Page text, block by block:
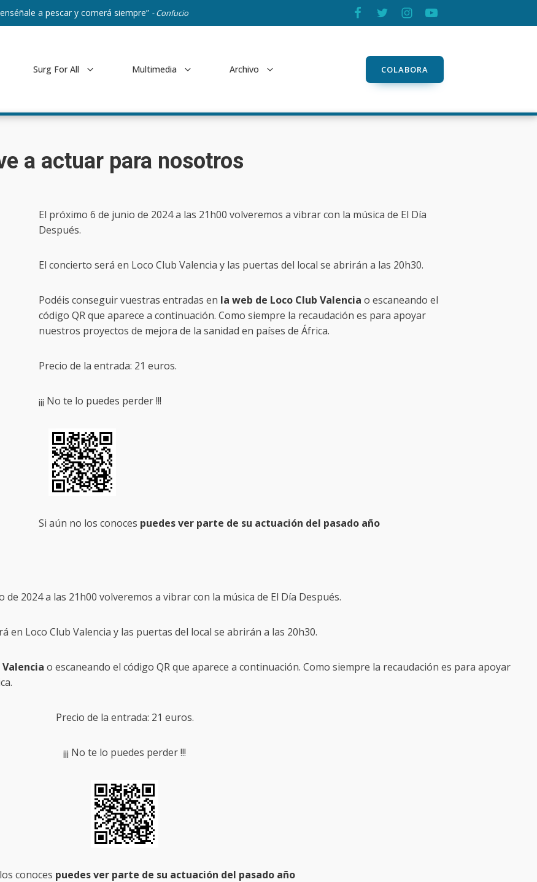
a pescar y comerá siempre” - Confucio
Surg For All Multimedia Archivo COLABORA
a actuar para nosotros
El próximo 6 de junio de 2024 a las 21h00 volveremos a vibrar con la música de El Día
Después.
El concierto será en Loco Club Valencia y las puertas del local se abrirán a las 20h30.
Podéis conseguir vuestras entradas en la web de Loco Club Valencia o escaneando el
código QR que aparece a continuación. Como siempre la recaudación es para apoyar
nuestros proyectos de mejora de la sanidad en países de África.
Precio de la entrada: 21 euros.
¡¡¡ No te lo puedes perder !!!
Si aún no los conoces puedes ver parte de su actuación del pasado año
de 2024 a las 21h00 volveremos a vibrar con la música de El Día Después.
en Loco Club Valencia y las puertas del local se abrirán a las 20h30.
o escaneando el código QR que aparece a continuación. Como siempre la recaudación es para apoyar
Precio de la entrada: 21 euros.
¡¡¡ No te lo puedes perder !!!
conoces puedes ver parte de su actuación del pasado año